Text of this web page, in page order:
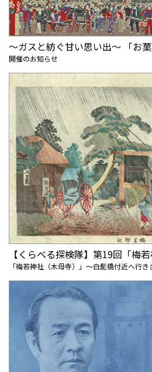
～ガスと紡ぐ甘い思い出～ 「お
開催のお知らせ
【くらべる探検隊】第19回「梅若
「梅若神社（木母寺）」～白髭橋付近へ行